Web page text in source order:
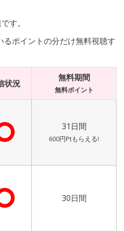
す。
ポイントの分だけ無料視聴す
状況
無料期間
無料ポイント
31日間
600円Ptもらえる!
30日間